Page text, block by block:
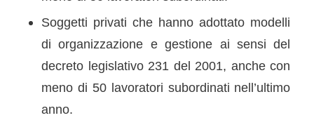
Soggetti privati che hanno adottato modelli
di organizzazione e gestione ai sensi del
decreto legislativo 231 del 2001, anche con
meno di 50 lavoratori subordinati nell’ultimo
anno.